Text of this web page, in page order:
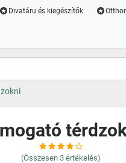
Divatáru és kiegészítők
(Összesen 3 értékelés)